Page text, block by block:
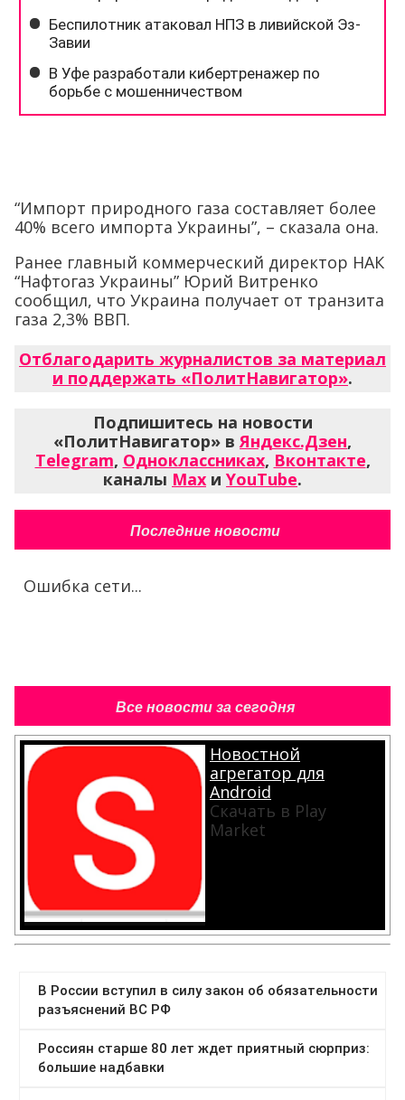
“Импорт природного газа составляет более
40% всего импорта Украины”, – сказала она.
Ранее главный коммерческий директор НАК
“Нафтогаз Украины” Юрий Витренко
сообщил, что Украина получает от транзита
газа 2,3% ВВП.
Отблагодарить журналистов за материал
и поддержать «ПолитНавигатор».
Подпишитесь на новости
«ПолитНавигатор» вЯндекс.Дзен,
Telegram, Одноклассниках, Вконтакте,
каналы Max и YouTube.
Последние новости
Ошибка сети...
Все новости за сегодня
Новостной
агрегатор для
Android
Скачать в Play
Market